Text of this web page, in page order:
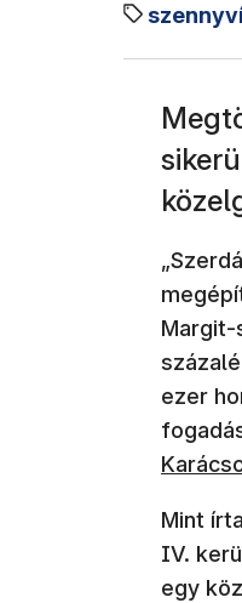
Margit-
ezer
Mint
IV.
egy